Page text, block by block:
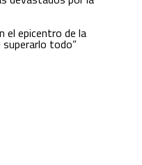
el epicentro de la
superarlo todo”